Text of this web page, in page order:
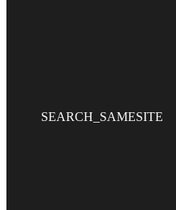
SEARCH_SAMESITE